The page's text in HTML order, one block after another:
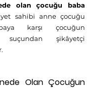
olan çocuğu baba
sahibi anne çocuğu
karşı çocuğun
suçundan şikâyetçi
Olan Çocuğun